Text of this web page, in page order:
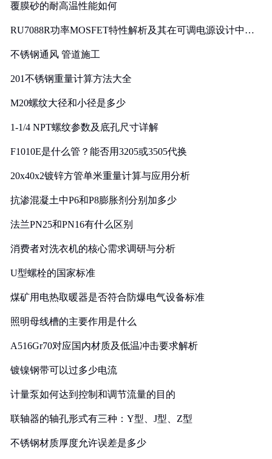
覆膜砂的耐高温性能如何
RU7088R功率MOSFET特性解析及其在可调电源设计中的
不锈钢通风 管道施工
201不锈钢重量计算方法大全
M20螺纹大径和小径是多少
1-1/4 NPT螺纹参数及底孔尺寸详解
F1010E是什么管？能否用3205或3505代换
20x40x2镀锌方管单米重量计算与应用分析
抗渗混凝土中P6和P8膨胀剂分别加多少
法兰PN25和PN16有什么区别
消费者对洗衣机的核心需求调研与分析
U型螺栓的国家标准
煤矿用电热取暖器是否符合防爆电气设备标准
照明母线槽的主要作用是什么
A516Gr70对应国内材质及低温冲击要求解析
镀镍钢带可以过多少电流
计量泵如何达到控制和调节流量的目的
联轴器的轴孔形式有三种：Y型、J型、Z型
不锈钢材质厚度允许误差是多少